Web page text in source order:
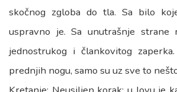
skočnog zgloba do tla. Sa bilo
uspravno je. Sa unutrašnje strane
jednostrukog i člankovitog
prednjih nogu, samo su uz sve to